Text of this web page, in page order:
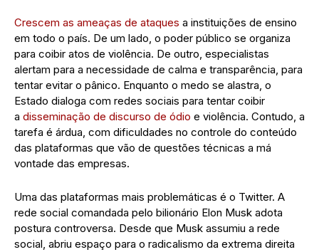
Crescem as ameaças de ataques a instituições de ensino
em todo o país. De um lado, o poder público se organiza
para coibir atos de violência. De outro, especialistas
alertam para a necessidade de calma e transparência, para
tentar evitar o pânico. Enquanto o medo se alastra, o
Estado dialoga com redes sociais para tentar coibir
a disseminação de discurso de ódio e violência. Contudo, a
tarefa é árdua, com dificuldades no controle do conteúdo
das plataformas que vão de questões técnicas a má
vontade das empresas.
Uma das plataformas mais problemáticas é o Twitter. A
rede social comandada pelo bilionário Elon Musk adota
postura controversa. Desde que Musk assumiu a rede
social, abriu espaço para o radicalismo da extrema direita